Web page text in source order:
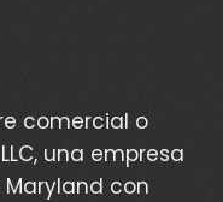
comercial o
una empresa
con